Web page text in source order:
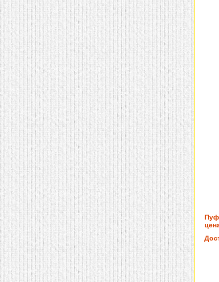
домашнем использовании.
Эта мебель имеет
некоторые преимущества
перед той же стенкой для
гостиной, к примеру,
поскольку она более
легкая и не загромождает
пространство. В спальне
этот предмет можно
поставить у изголовья
кровати, чтобы заполнить
пустующее там
место.
Также стеллажи
очень часто используют в
качестве разграничителей
комнаты, например, на
рабочую зону и
пространство для отдыха.
Особенно это актуально
для однокомнатных
квартир.
Пуф